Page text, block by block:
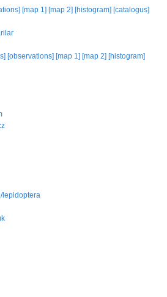
[map 1] [map 2] [histogram] [catalogus]
[observations] [map 1] [map 2] [histogram]
lepidoptera